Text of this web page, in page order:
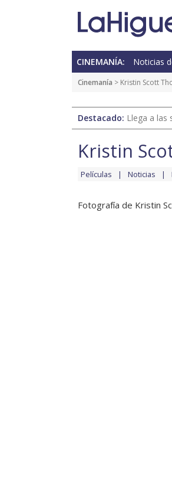
CINEMANÍA: Noticias
Cinemanía > Kristin Scott
Destacado: Llega a las
Kristin
Películas Noticias
Fotografía de Kristin